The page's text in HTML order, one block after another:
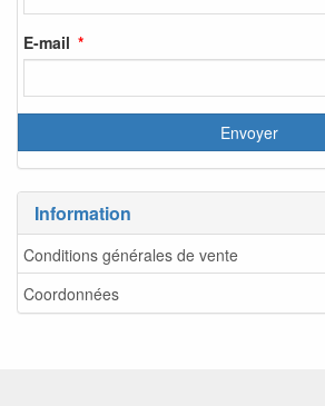
E-mail
Information
Conditions générales de vente
Coordonnées